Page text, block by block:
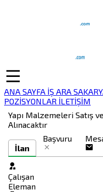
ANA SAYFA İŞ ARA
POZİSYONLAR İLETİŞİM
Yapı Malzemeleri Satış
Alınacaktır
İlan
Başvuru
Çalışan
Eleman